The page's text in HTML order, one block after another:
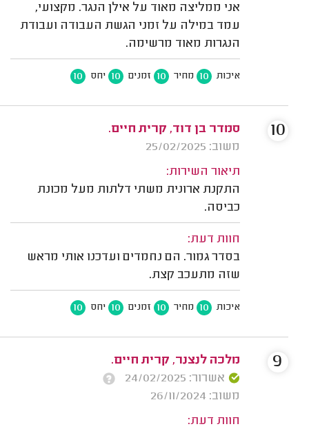
אני ממליצה מאוד על אילן הנגר. מקצועי,
עמד במילה על זמני הגשת העבודה ועבודת
הנגרות מאוד מרשימה.
איכות 10 מחיר 10 זמנים 10 יחס 10
סמדר בן דוד, קרית חיים.
משוב: 25/02/2025
תיאור השירות:
התקנת ארונית משתי דלתות מעל מכונת
כביסה.
חוות דעת:
בסדר גמור. הם נחמדים ועדכנו אותי מראש
שזה מתעכב קצת.
איכות 10 מחיר 10 זמנים 10 יחס 10
10
מלכה לנצנר, קרית חיים.
אשרור: 24/02/2025
משוב: 26/11/2024
חוות דעת:
9